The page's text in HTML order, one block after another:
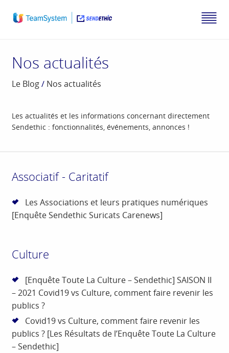
Nos actualités
Le Blog/ Nos actualités
Les actualités et les informations concernant directement
Sendethic : fonctionnalités, événements, annonces !
Associatif - Caritatif
Les Associations et leurs pratiques numériques
[Enquête Sendethic Suricats Carenews]
Culture
[Enquête Toute La Culture – Sendethic] SAISON II
– 2021 Covid19 vs Culture, comment faire revenir les
publics ?
Covid19 vs Culture, comment faire revenir les
publics ? [Les Résultats de l’Enquête Toute La Culture
– Sendethic]